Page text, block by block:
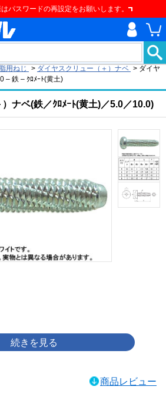
パスワードの再設定をお願いします。
用ねじ > ダイヤスクリュー（＋）ナベ > ダイヤ
– 鉄 – ｸﾛﾒｰﾄ(黄土)
ナベ(鉄／ｸﾛﾒｰﾄ(黄土)／5.0／10.0)
商品レビュー